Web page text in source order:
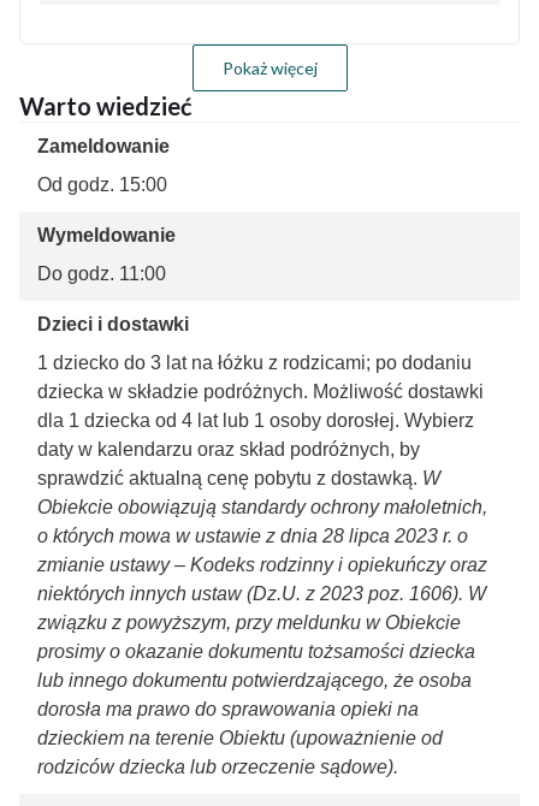
zmiany pokoju. Kolejnego dnia przekazaliśmy, że
pokoje z widokiem na jezioro należą do wyższej
kategorii, która nie jest oferowana w ramach rezerwacji
możliwa wyłącznie za dopłatą. Przykro nam, jeśli
doszło do nieporozumienia i dziękujemy za przekazane
Pokaż więcej
Warto wiedzieć
Zameldowanie
Od godz. 15:00
Wymeldowanie
Do godz. 11:00
Dzieci i dostawki
1 dziecko do 3 lat na łóżku z rodzicami; po dodaniu
dziecka w składzie podróżnych. Możliwość dostawki
dla 1 dziecka od 4 lat lub 1 osoby dorosłej. Wybierz
daty w kalendarzu oraz skład podróżnych, by
sprawdzić aktualną cenę pobytu z dostawką. W
Obiekcie obowiązują standardy ochrony małoletnich,
o których mowa w ustawie z dnia 28 lipca 2023 r. o
zmianie ustawy – Kodeks rodzinny i opiekuńczy oraz
niektórych innych ustaw (Dz.U. z 2023 poz. 1606). W
związku z powyższym, przy meldunku w Obiekcie
prosimy o okazanie dokumentu tożsamości dziecka
lub innego dokumentu potwierdzającego, że osoba
dorosła ma prawo do sprawowania opieki na
dzieckiem na terenie Obiektu (upoważnienie od
rodziców dziecka lub orzeczenie sądowe).